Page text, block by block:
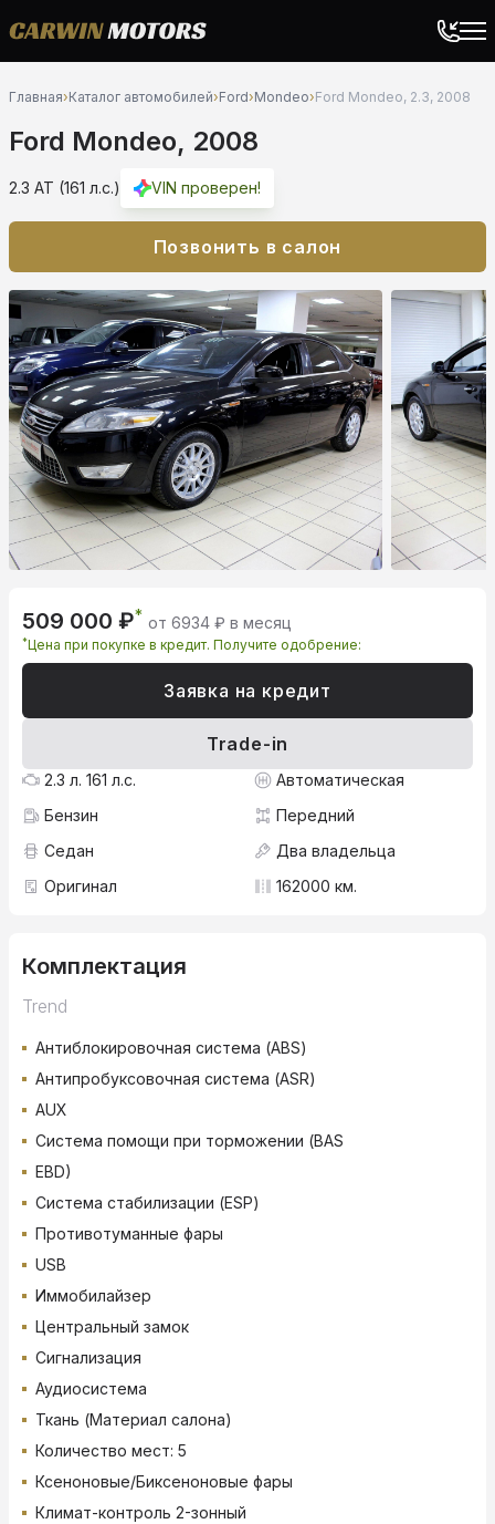
Главная›Каталог автомобилей›Ford›Mondeo›Ford Mondeo, 2.3, 2008
Ford Mondeo, 2008
2.3 AT (161 л.с.) VIN проверен!
Позвонить в салон
509 000 ₽* от 6934 ₽ в месяц
*Цена при покупке в кредит. Получите одобрение:
Заявка на кредит
Trade-in
2.3 л. 161 л.с.
Автоматическая
Бензин
Передний
Седан
Два владельца
Оригинал
162000 км.
Комплектация
Trend
Антиблокировочная система (ABS)
Антипробуксовочная система (ASR)
AUX
Система помощи при торможении (BAS
EBD)
Система стабилизации (ESP)
Противотуманные фары
USB
Иммобилайзер
Центральный замок
Сигнализация
Аудиосистема
Ткань (Материал салона)
Количество мест: 5
Ксеноновые/Биксеноновые фары
Климат-контроль 2-зонный